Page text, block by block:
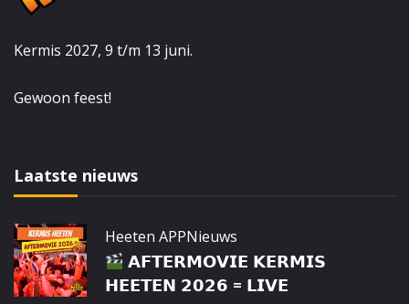
Kermis 2027, 9 t/m 13 juni.
Gewoon feest!
Laatste nieuws
Heeten APPNieuws
𝗔𝗙𝗧𝗘𝗥𝗠𝗢𝗩𝗜𝗘 𝗞𝗘𝗥𝗠𝗜𝗦
𝗛𝗘𝗘𝗧𝗘𝗡 𝟮𝟬𝟮𝟲 = 𝗟𝗜𝗩𝗘